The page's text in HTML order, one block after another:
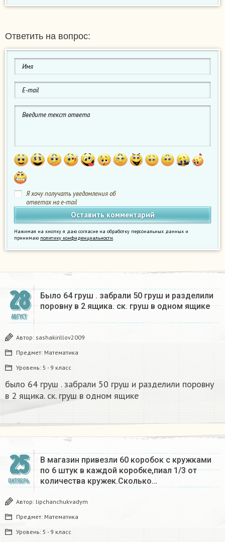
Ответить на вопрос:
Я хочу получать уведомления об
ответах на e-mail
Нажимая на кнопку я даю согласие на обработку персональных данных и
принимаю политику конфиденциальности.
28
АВГУСТ
Было 64 груш . забрали 50 груш и разделили
поровну в 2 ящика. ск. груш в одном ящике
Автор: sashakirillov2009
Предмет: Математика
Уровень: 5 - 9 класс
было 64 груш . забрали 50 груш и разделили поровну
в 2 ящика. ск. груш в одном ящике
25
ОКТЯБРЬ
В магазин привезли 60 коробок с кружками
по 6 штук в каждой коробке,пиал 1/3 от
количества кружек.Сколько…
Автор: lipchanchukvadym
Предмет: Математика
Уровень: 5 - 9 класс